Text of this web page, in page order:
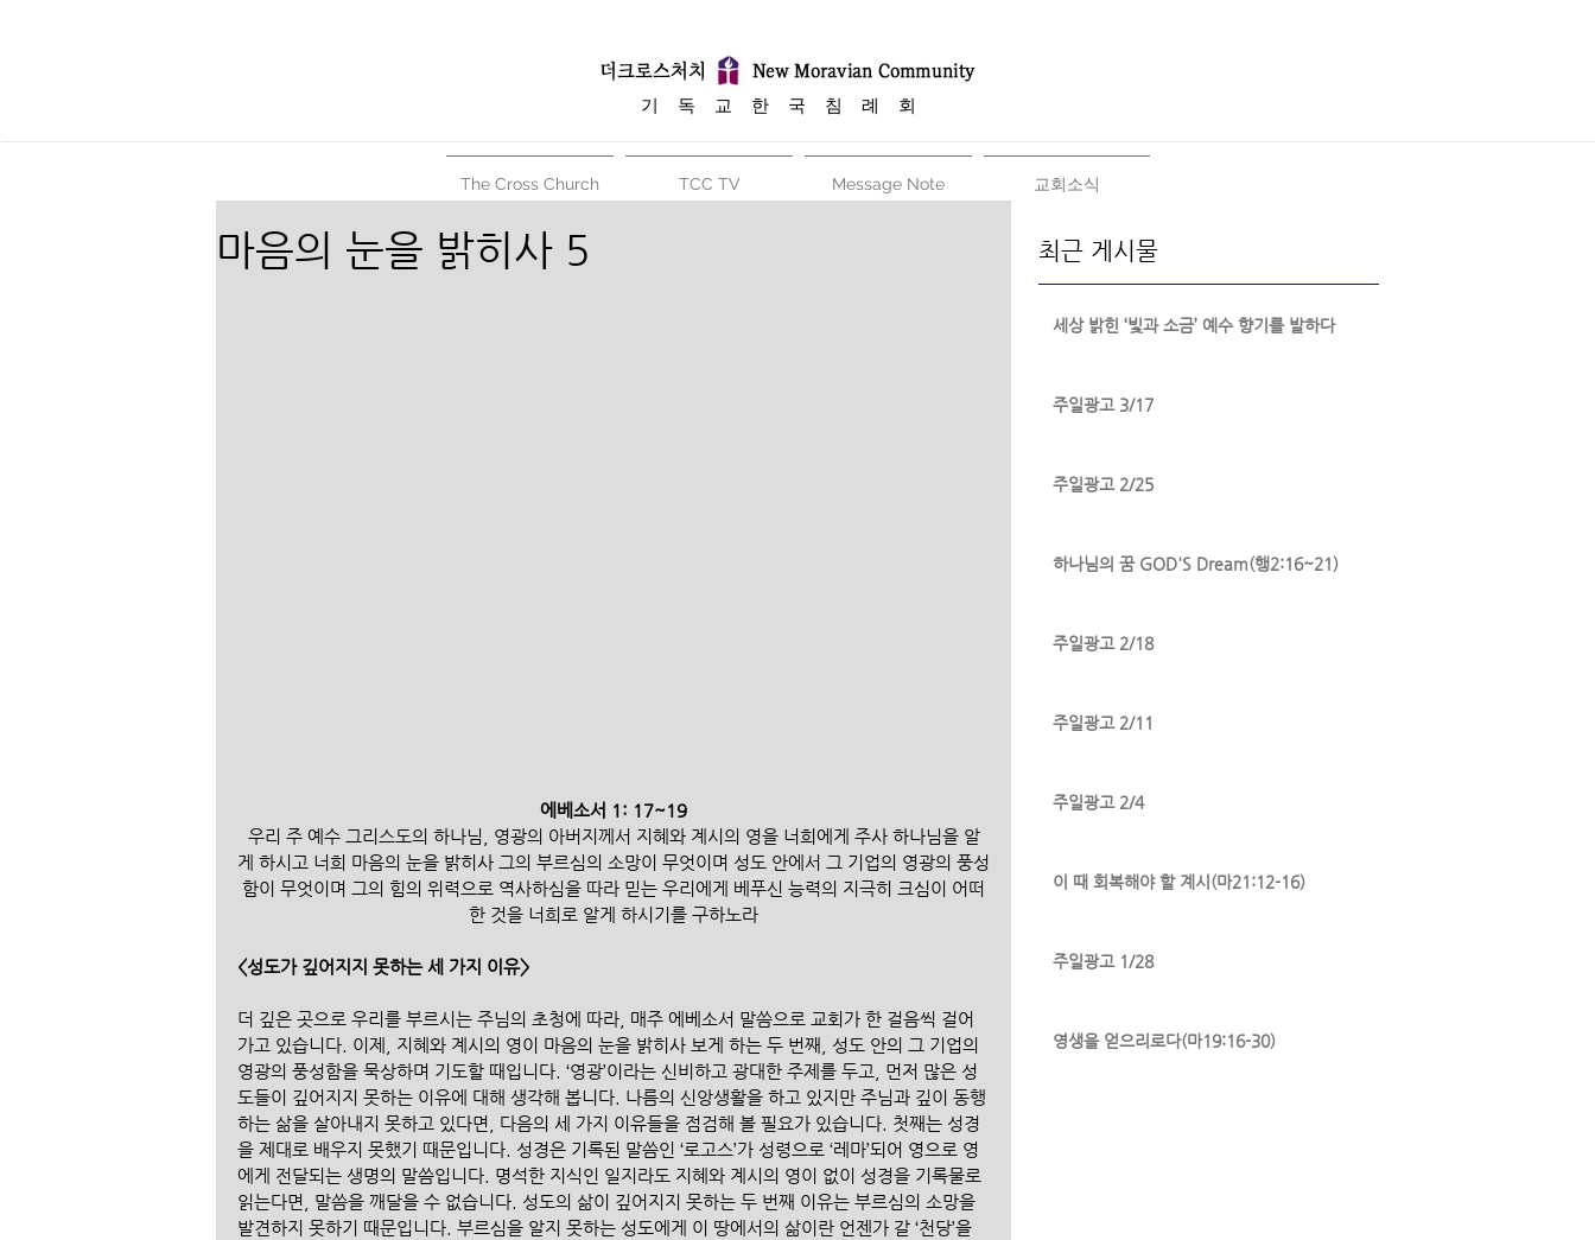
​기 독 교 한 국 침 례 회
The Cross Church TCC TV Message Note 교회소식
마음의 눈을 밝히사 5
에베소서 1: 17~19
우리 주 예수 그리스도의 하나님, 영광의 아버지께서 지혜와 계시의 영을 너희에게 주사 하나님을 알
게 하시고 너희 마음의 눈을 밝히사 그의 부르심의 소망이 무엇이며 성도 안에서 그 기업의 영광의 풍성
함이 무엇이며 그의 힘의 위력으로 역사하심을 따라 믿는 우리에게 베푸신 능력의 지극히 크심이 어떠
한 것을 너희로 알게 하시기를 구하노라​
<성도가 깊어지지 못하는 세 가지 이유>
더 깊은 곳으로 우리를 부르시는 주님의 초청에 따라, 매주 에베소서 말씀으로 교회가 한 걸음씩 걸어
가고 있습니다. 이제, 지혜와 계시의 영이 마음의 눈을 밝히사 보게 하는 두 번째, 성도 안의 그 기업의
영광의 풍성함을 묵상하며 기도할 때입니다. ‘영광’이라는 신비하고 광대한 주제를 두고, 먼저 많은 성
도들이 깊어지지 못하는 이유에 대해 생각해 봅니다. 나름의 신앙생활을 하고 있지만 주님과 깊이 동행
하는 삶을 살아내지 못하고 있다면, 다음의 세 가지 이유들을 점검해 볼 필요가 있습니다. 첫째는 성경
을 제대로 배우지 못했기 때문입니다. 성경은 기록된 말씀인 ‘로고스’가 성령으로 ‘레마’되어 영으로 영
에게 전달되는 생명의 말씀입니다. 명석한 지식인 일지라도 지혜와 계시의 영이 없이 성경을 기록물로
읽는다면, 말씀을 깨달을 수 없습니다. 성도의 삶이 깊어지지 못하는 두 번째 이유는 부르심의 소망을
발견하지 못하기 때문입니다. 부르심을 알지 못하는 성도에게 이 땅에서의 삶이란 언젠가 갈 ‘천당’을
최근 게시물
세상 밝힌 ‘빛과 소금’ 예수 향기를 발하다
주일광고 3/17
주일광고 2/25
하나님의 꿈 GOD'S Dream(행2:16~21)
주일광고 2/18
주일광고 2/11
주일광고 2/4
이 때 회복해야 할 계시(마21:12-16)
주일광고 1/28
영생을 얻으리로다(마19:16-30)